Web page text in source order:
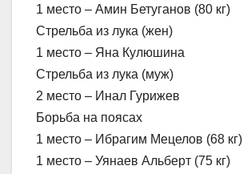
1 место – Амин Бетуганов (80 кг)
Стрельба из лука (жен)
1 место – Яна Кулюшина
Стрельба из лука (муж)
2 место – Инал Гурижев
Борьба на поясах
1 место – Ибрагим Мецелов (68 кг)
1 место – Уянаев Альберт (75 кг)